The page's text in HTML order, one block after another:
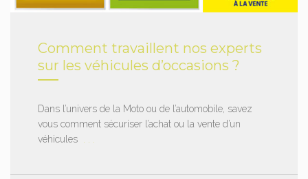
Comment travaillent nos experts
sur les véhicules d’occasions ?
Dans l’univers de la Moto ou de l’automobile, savez
vous comment sécuriser l’achat ou la vente d’un
véhicules . . .